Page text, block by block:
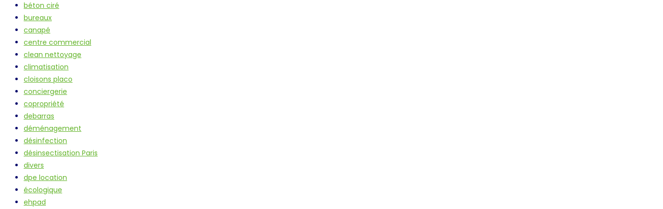
béton ciré
bureaux
canapé
centre commercial
clean nettoyage
climatisation
cloisons placo
conciergerie
copropriété
debarras
déménagement
désinfection
désinsectisation Paris
divers
dpe location
écologique
ehpad